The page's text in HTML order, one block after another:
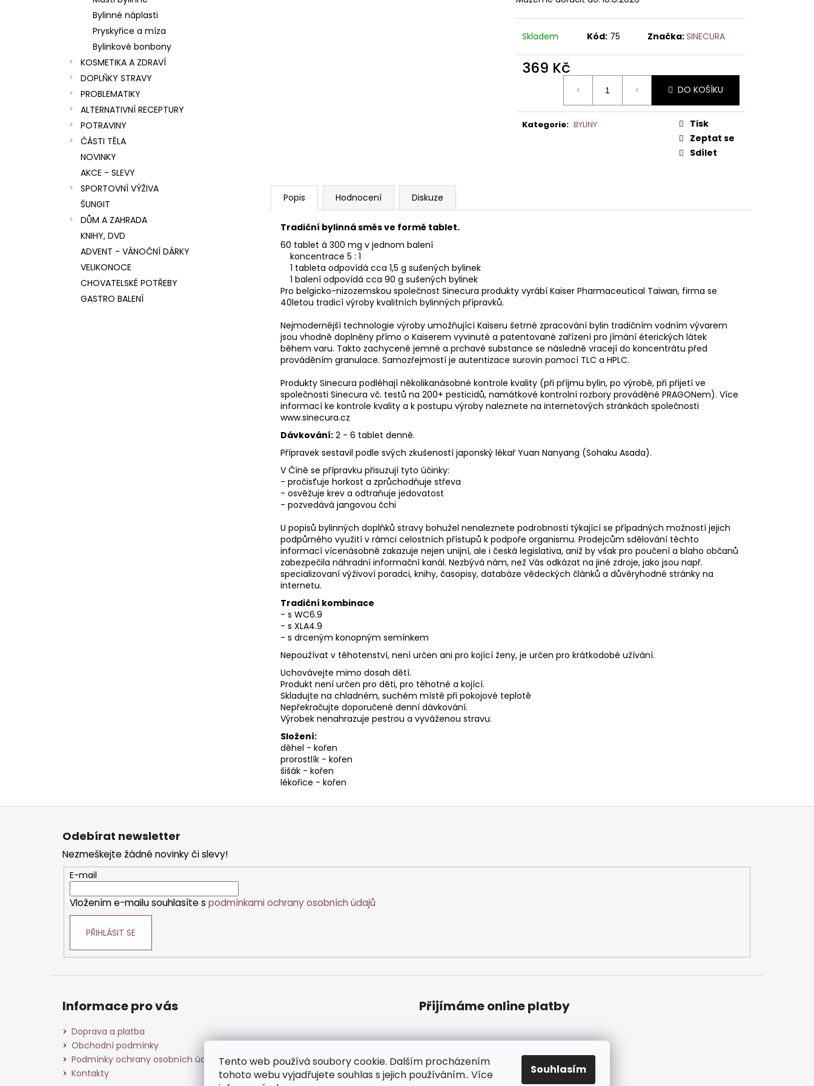
Tento web používá soubory cookie. Dalším procházením
tohoto webu vyjadřujete souhlas s jejich používáním.. Více
Souhlasím
Bylinné náplasti
Pryskyřice a míza
Bylinkové bonbony
KOSMETIKA A ZDRAVÍ
DOPLŇKY STRAVY
PROBLEMATIKY
ALTERNATIVNÍ RECEPTURY
POTRAVINY
ČÁSTI TĚLA
NOVINKY
AKCE - SLEVY
SPORTOVNÍ VÝŽIVA
ŠUNGIT
DŮM A ZAHRADA
KNIHY, DVD
ADVENT - VÁNOČNÍ DÁRKY
VELIKONOCE
CHOVATELSKÉ POTŘEBY
GASTRO BALENÍ
Skladem Kód: 75 Značka:SINECURA
369 Kč
DO KOŠÍKU
Kategorie: BYLINY
Tisk
Zeptat se
Sdílet
Popis Hodnocení Diskuze
Tradiční bylinná směs ve formě tablet.
60 tablet á 300 mg v jednom balení
koncentrace 5 : 1
1 tableta odpovídá cca 1,5 g sušených bylinek
1 balení odpovídá cca 90 g sušených bylinek
Pro belgicko-nizozemskou společnost Sinecura produkty vyrábí Kaiser Pharmaceutical Taiwan, firma se
40letou tradicí výroby kvalitních bylinných přípravků.
Nejmodernější technologie výroby umožňující Kaiseru šetrné zpracování bylin tradičním vodním vývarem
jsou vhodně doplněny přímo o Kaiserem vyvinuté a patentované zařízení pro jímání éterických látek
během varu. Takto zachycené jemné a prchavé substance se následně vracejí do koncentrátu před
prováděním granulace. Samozřejmostí je autentizace surovin pomocí TLC a HPLC.
Produkty Sinecura podléhají několikanásobné kontrole kvality (při příjmu bylin, po výrobě, při přijetí ve
společnosti Sinecura vč. testů na 200+ pesticidů, namátkové kontrolní rozbory prováděné PRAGONem). Více
informací ke kontrole kvality a k postupu výroby naleznete na internetových stránkách společnosti
www.sinecura.cz
Dávkování: 2 - 6 tablet denně.
Přípravek sestavil podle svých zkušeností japonský lékař Yuan Nanyang (Sohaku Asada).
V Číně se přípravku přisuzují tyto účinky:
- pročisťuje horkost a zprůchodňuje střeva
- osvěžuje krev a odtraňuje jedovatost
- pozvedává jangovou čchi
U popisů bylinných doplňků stravy bohužel nenaleznete podrobnosti týkající se případných možností jejich
podpůrného využití v rámci celostních přístupů k podpoře organismu. Prodejcům sdělování těchto
informací vícenásobně zakazuje nejen unijní, ale i česká legislativa, aniž by však pro poučení a blaho občanů
zabezpečila náhradní informační kanál. Nezbývá nám, než Vás odkázat na jiné zdroje, jako jsou např.
specializovaní výživoví poradci, knihy, časopisy, databáze vědeckých článků a důvěryhodné stránky na
internetu.
Tradiční kombinace
- s WC6.9
- s XLA4.9
- s drceným konopným semínkem
Nepoužívat v těhotenství, není určen ani pro kojící ženy, je určen pro krátkodobé užívání.
Uchovávejte mimo dosah dětí.
Produkt není určen pro děti, pro těhotné a kojící.
Skladujte na chladném, suchém místě při pokojové teplotě
Nepřekračujte doporučené denní dávkování.
Výrobek nenahrazuje pestrou a vyváženou stravu.
Složení:
děhel - kořen
prorostlík - kořen
šišák - kořen
lékořice - kořen
Z
Odebírat newsletter
Nezmeškejte žádné novinky či slevy!
E-mail
Vložením e-mailu souhlasíte s podmínkami ochrany osobních údajů
PŘIHLÁSIT SE
Informace pro vás
Doprava a platba
Obchodní podmínky
Podmínky ochrany osobních údajů
Kontakty
Přijímáme online platby